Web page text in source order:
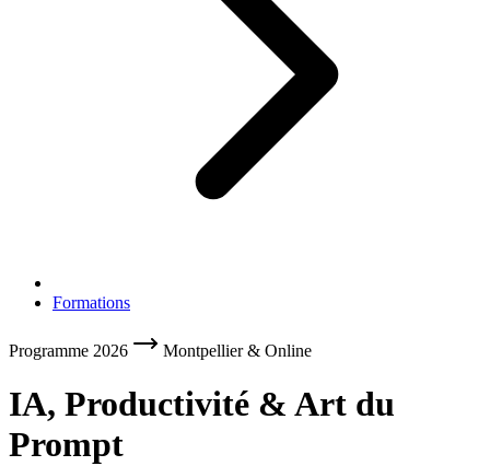
Formations
Programme 2026 Montpellier & Online
IA, Productivité & Art du
Prompt